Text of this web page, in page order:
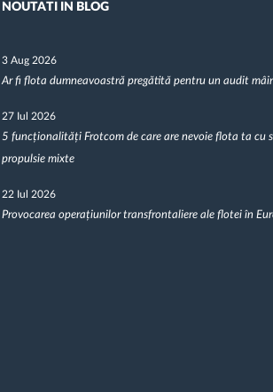
NOUTATI IN BLOG
3 Aug 2026
Ar fi flota dumneavoastră pregătită pentru un audit
27 Iul 2026
5 funcționalități Frotcom de care are nevoie flota ta cu
propulsie mixte
22 Iul 2026
Provocarea operațiunilor transfrontaliere ale flotei în